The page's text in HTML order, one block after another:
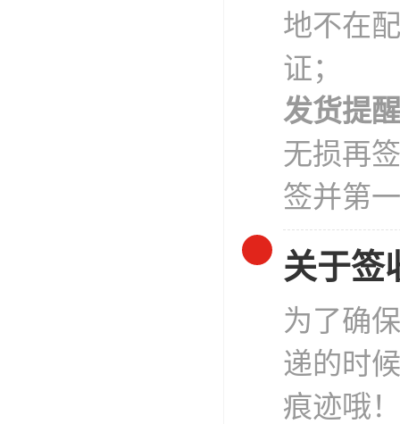
地不在
证；
发货提醒
无损再
签并第
关于签
为了确
递的时
痕迹哦